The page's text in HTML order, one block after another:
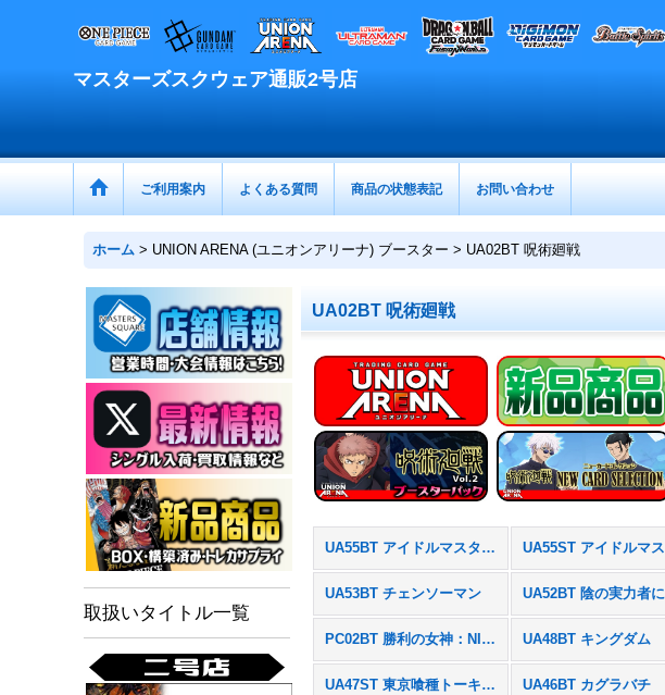
マスターズスクウェア通販2号店
ご利用案内 よくある質問 商品の状態表記 お問い合わせ
ホーム > UNION ARENA (ユニオンアリーナ) ブースター > UA02BT 呪術廻戦
取扱いタイトル一覧
UA02BT 呪術廻戦
UA55BT アイドルマスター シンデレラガールズ
UA53BT チェンソーマン
PC02BT 勝利の女神：NIKKE UA48BT キングダム
UA47ST 東京喰種トーキョーグール UA46BT カグラバチ